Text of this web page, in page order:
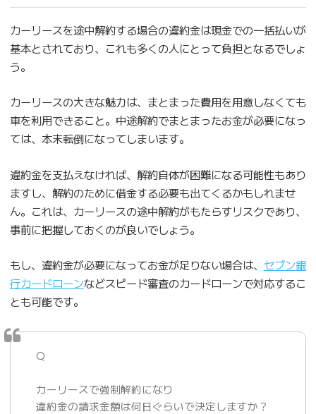
カーリースを途中解約する場合の違約金は現金での一括払いが
基本とされており、これも多くの人にとって負担となるでしょ
う。
カーリースの大きな魅力は、まとまった費用を用意しなくても
車を利用できること。中途解約でまとまったお金が必要になっ
ては、本末転倒になってしまいます。
違約金を支払えなければ、解約自体が困難になる可能性もあり
ますし、解約のために借金する必要も出てくるかもしれませ
ん。これは、カーリースの途中解約がもたらすリスクであり、
事前に把握しておくのが良いでしょう。
もし、違約金が必要になってお金が足りない場合は、 セブン銀
行カードローンなどスピード審査のカードローンで対応するこ
とも可能です。
Q
カーリースで強制解約になり
違約金の請求金額は何日ぐらいで決定しますか？